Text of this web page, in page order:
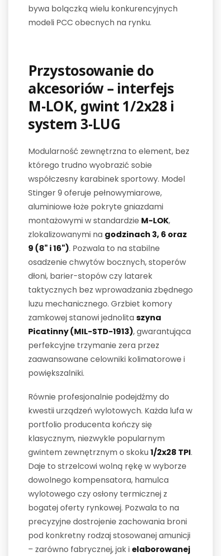
bywa bolączką wielu konkurencyjnych
modeli PCC obecnych na rynku.
Przystosowanie do
akcesoriów – interfejs
M-LOK, gwint 1/2x28 i
system 3-LUG
Modularność zewnętrzna to element, bez
którego trudno wyobrazić sobie
współczesny karabinek sportowy. Model
Stinger 9 oferuje pełnowymiarowe,
aluminiowe łoże pokryte gniazdami
montażowymi w standardzie M-LOK,
zlokalizowanymi na godzinach 3, 6 oraz
9 (8" i 16"). Pozwala to na stabilne
osadzenie chwytów bocznych, stoperów
dłoni, barier-stopów czy latarek
taktycznych bez wprowadzania zbędnego
luzu mechanicznego. Grzbiet komory
zamkowej stanowi jednolitaszyna
Picatinny (MIL-STD-1913), gwarantująca
perfekcyjne trzymanie zera przez
zaawansowane celowniki kolimatorowe i
powiększalniki.
Równie profesjonalnie podejdźmy do
kwestii urządzeń wylotowych. Każda lufa w
portfolio producenta kończy się
klasycznym, niezwykle popularnym
gwintem zewnętrznym o skoku1/2x28 TPI.
Daje to strzelcowi wolną rękę w wyborze
dowolnego kompensatora, hamulca
wylotowego czy osłony termicznej z
bogatej oferty rynkowej. Pozwala to na
precyzyjne dostrojenie zachowania broni
pod konkretny rodzaj stosowanej amunicji
– zarówno fabrycznej, jak i elaborowanej